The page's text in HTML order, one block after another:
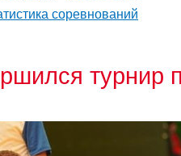
соревнований
турнир